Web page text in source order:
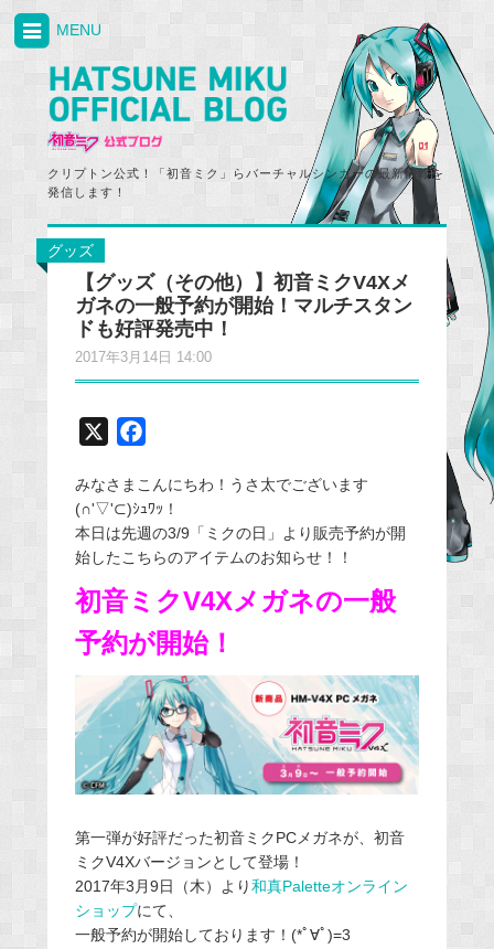
クリプトン公式！「初音ミク」らバーチャルシンガーの最新情報を
発信します！
MENU
グッズ
【グッズ（その他）】初音ミクV4Xメ
ガネの一般予約が開始！マルチスタン
ドも好評発売中！
2017年3月14日 14:00
c
e
b
o
k
みなさまこんにちわ！うさ太でございます
(∩'▽'⊂)ｼｭﾜｯ！
本日は先週の3/9「ミクの日」より販売予約が開
始したこちらのアイテムのお知らせ！！
初音ミクV4Xメガネの一般
予約が開始！
第一弾が好評だった初音ミクPCメガネが、初音
ミクV4Xバージョンとして登場！
2017年3月9日（木）より和真Paletteオンライン
ショップにて、
一般予約が開始しております！(*ﾟ∀ﾟ)=3